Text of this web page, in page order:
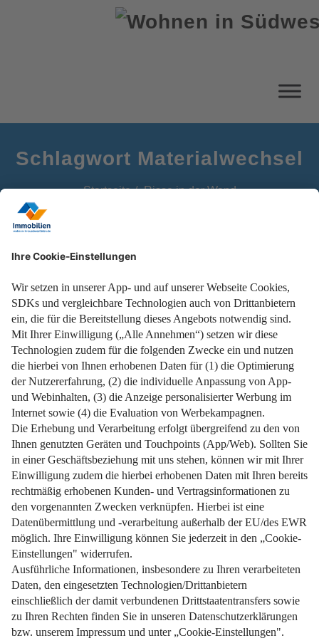
Schlagwort Materialwechsel
Startseite Risse in der Wand
Wie wirken sich Risse in der Wand auf die Gebäudestabilität
aus?
Weiterlesen
Impressum Datenschutz Nutzungsbedingungen
Pflichtinformationen AGB Über uns Bildquellen
Barrierefreiheit Widerrufsformular
Cookie-Einstellungen